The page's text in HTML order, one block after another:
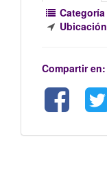
Categoría
Ubicación
Compartir en: